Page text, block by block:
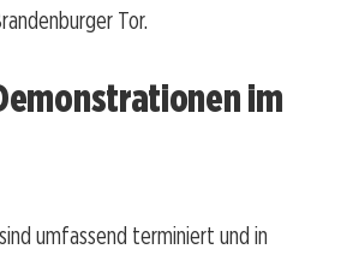
Tor.
im
umfassend terminiert und in